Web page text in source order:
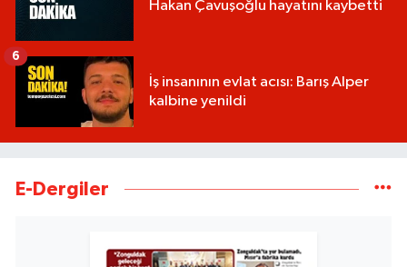
Hakan Çavuşoğlu hayatını kaybetti
İş insanının evlat acısı: Barış Alper
kalbine yenildi
6
E-Dergiler